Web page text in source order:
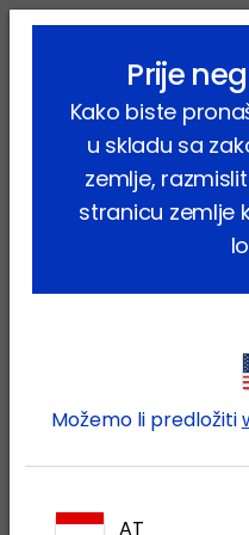
Proizvodi
Farmaceutski proizvodi
lockPrijavite se
Prije
Kako biste
u skladu sa
zemlje,
stranicu zemlje
Možemo li predložiti
AT